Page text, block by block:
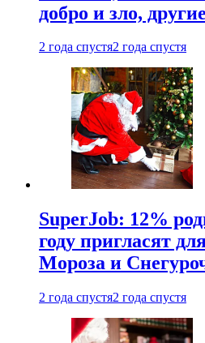
добро и зло,
2 года спустя2 года спустя
SuperJob: 12%
году пригласят
Мороза и
2 года спустя2 года спустя